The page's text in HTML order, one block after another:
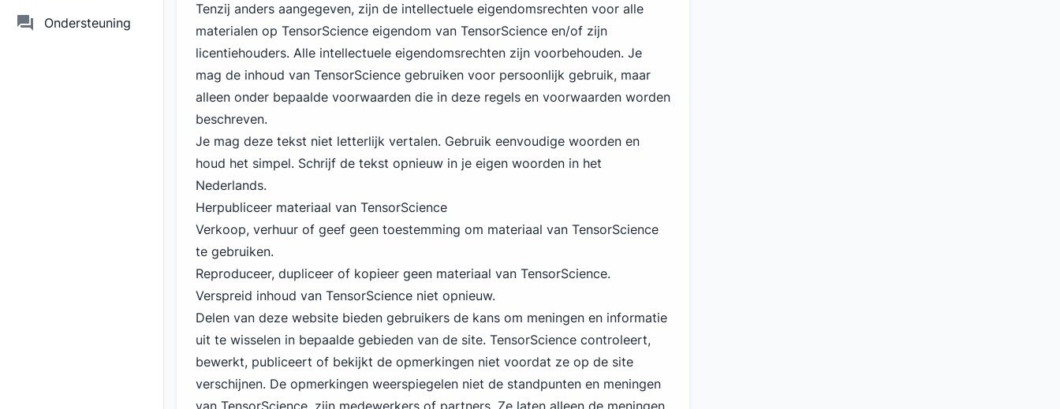
Ondersteuning
Tenzij anders aangegeven, zijn de intellectuele eigendomsrechten voor alle
materialen op TensorScience eigendom van TensorScience en/of zijn
licentiehouders. Alle intellectuele eigendomsrechten zijn voorbehouden. Je
mag de inhoud van TensorScience gebruiken voor persoonlijk gebruik, maar
alleen onder bepaalde voorwaarden die in deze regels en voorwaarden worden
beschreven.
Je mag deze tekst niet letterlijk vertalen. Gebruik eenvoudige woorden en
houd het simpel. Schrijf de tekst opnieuw in je eigen woorden in het
Nederlands.
Herpubliceer materiaal van TensorScience
Verkoop, verhuur of geef geen toestemming om materiaal van TensorScience
te gebruiken.
Reproduceer, dupliceer of kopieer geen materiaal van TensorScience.
Verspreid inhoud van TensorScience niet opnieuw.
Delen van deze website bieden gebruikers de kans om meningen en informatie
uit te wisselen in bepaalde gebieden van de site. TensorScience controleert,
bewerkt, publiceert of bekijkt de opmerkingen niet voordat ze op de site
verschijnen. De opmerkingen weerspiegelen niet de standpunten en meningen
van TensorScience, zijn medewerkers of partners. Ze laten alleen de meningen